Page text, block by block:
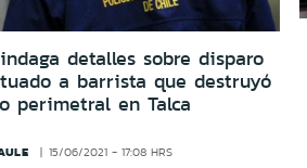
detalles sobre disparo
a barrista que destruyó
perimetral en Talca
15/06/2021 - 17:08 HRS